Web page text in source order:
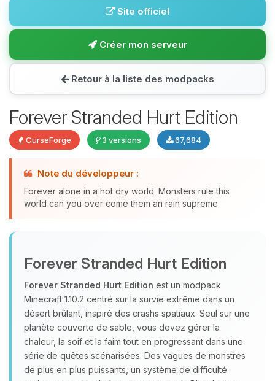
Site officiel
Créer mon serveur
Retour à la liste des modpacks
Forever Stranded Hurt Edition
CurseForge 3 versions 67,684
Note du développeur :
Forever alone in a hot dry world. Monsters rule this
world can you over come them an rain supreme
Forever Stranded Hurt Edition
Forever Stranded Hurt Edition est un modpack
Minecraft 1.10.2 centré sur la survie extrême dans un
désert brûlant, inspiré des crashs spatiaux. Seul sur une
planète couverte de sable, vous devez gérer la
chaleur, la soif et la faim tout en progressant dans une
série de quêtes scénarisées. Des vagues de monstres
de plus en plus puissants, un système de difficulté
parler ! Moi c’est Choupy, ton petit
assistant BoxToPlay. Dis-moi ce dont